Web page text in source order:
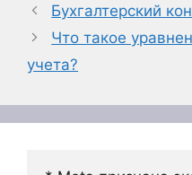
Бухгалтерский
Что такое
учета?